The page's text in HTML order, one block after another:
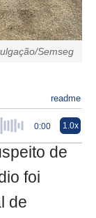
Semseg
readme
0:00 1.0x
de
foi
de